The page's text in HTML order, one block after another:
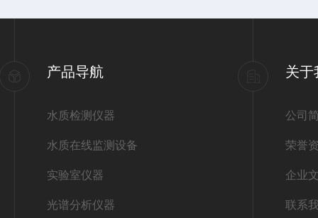
产品导航
水质检测仪器
水质在线监测设备
实验室仪器
光谱分析仪器
关于
公司
荣誉
企业
联系